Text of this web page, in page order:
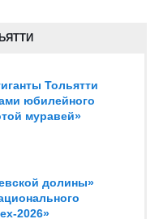
Тольятти
юбилейного
муравей»
долины»
2026»